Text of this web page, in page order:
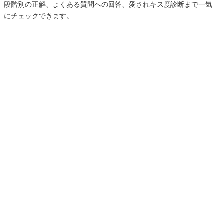
段階別の正解、よくある質問への回答、愛されキス度診断まで一気
にチェックできます。